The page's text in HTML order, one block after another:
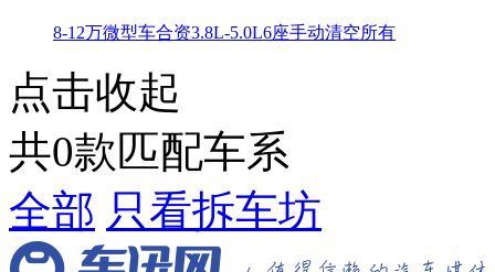
8-12万微型车合资3.8L-5.0L6座手动清空所有
点击收起
共0款匹配车系
全部 只看拆车坊